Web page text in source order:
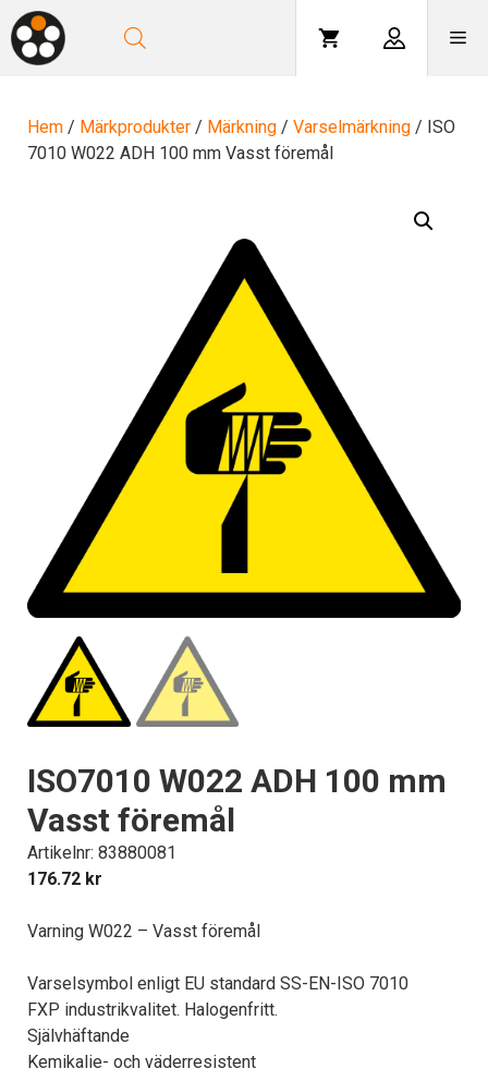
Hoppa
till
innehåll
Hem / Märkprodukter / Märkning / Varselmärkning / ISO
7010 W022 ADH 100 mm Vasst föremål
ISO7010 W022 ADH 100 mm
Vasst föremål
Artikelnr: 83880081
176.72 kr
Varning W022 – Vasst föremål
Varselsymbol enligt EU standard SS-EN-ISO 7010
FXP industrikvalitet. Halogenfritt.
Självhäftande
Kemikalie- och väderresistent